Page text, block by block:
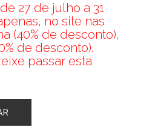
27 de julho a 31
no site nas
(40% de desconto),
de desconto).
passar esta